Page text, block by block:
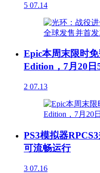
5 07.14
Epic本周末限时
Edition，7月20日
2 07.13
PS3模拟器
可流畅运行
3 07.16